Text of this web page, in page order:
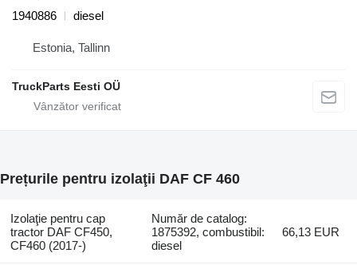
1940886
diesel
Estonia, Tallinn
TruckParts Eesti OÜ
Prețurile pentru izolaţii DAF CF 460
Izolaţie pentru cap
tractor DAF CF450,
CF460 (2017-)
Număr de catalog:
1875392, combustibil:
diesel
66,13 EUR